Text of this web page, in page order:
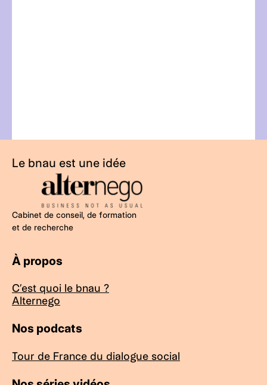
Le bnau est une idée
Cabinet de conseil, de formation
et de recherche
À propos
C’est quoi le bnau ?
Alternego
Nos podcats
Tour de France du dialogue social